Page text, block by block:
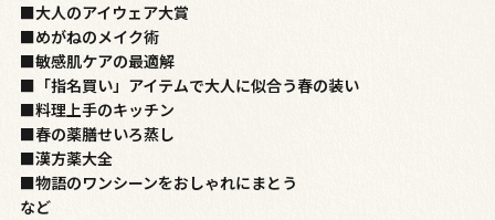
■大人のアイウェア大賞
■めがねのメイク術
■敏感肌ケアの最適解
■「指名買い」アイテムで大人に似合う春の装い
■料理上手のキッチン
■春の薬膳せいろ蒸し
■漢方薬大全
■物語のワンシーンをおしゃれにまとう
など